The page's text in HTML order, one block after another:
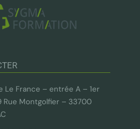
Le France – entrée A – 1er
Rue Montgolfier – 33700